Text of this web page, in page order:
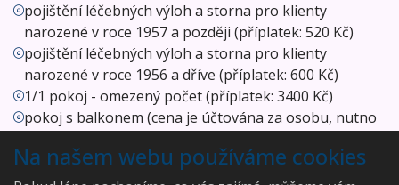
pojištění léčebných výloh a storna pro klienty
narozené v roce 1957 a později (příplatek: 520 Kč)
pojištění léčebných výloh a storna pro klienty
narozené v roce 1956 a dříve (příplatek: 600 Kč)
1/1 pokoj - omezený počet (příplatek: 3400 Kč)
pokoj s balkonem (cena je účtována za osobu, nutno
(příplatek: 500 Kč)
Na našem webu používáme cookies